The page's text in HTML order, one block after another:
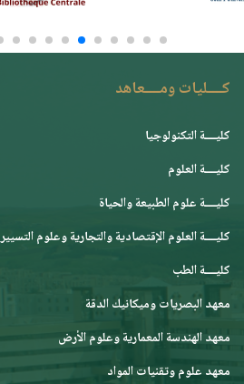
كــــليات ومــــعاهد
كليــــة التكنولوجيا
كليــــة العلوم
كليــــة علوم الطبيعة والحياة
كليــــة العلوم الإقتصادية والتجارية وعلوم التسيير
كليــــة الطب
معهد البصريات وميكانيك الدقة
معهد الهندسة المعمارية وعلوم الأرض
معهد علوم وتقنيات المواد